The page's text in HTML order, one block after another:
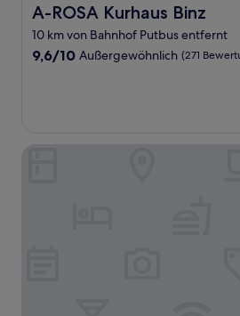
A-ROSA Kurhaus Binz
A-ROSA Kurhaus Binz
10 km von Bahnhof Putbus entfernt
9.6
9,6/10 Außergewöhnlich (271